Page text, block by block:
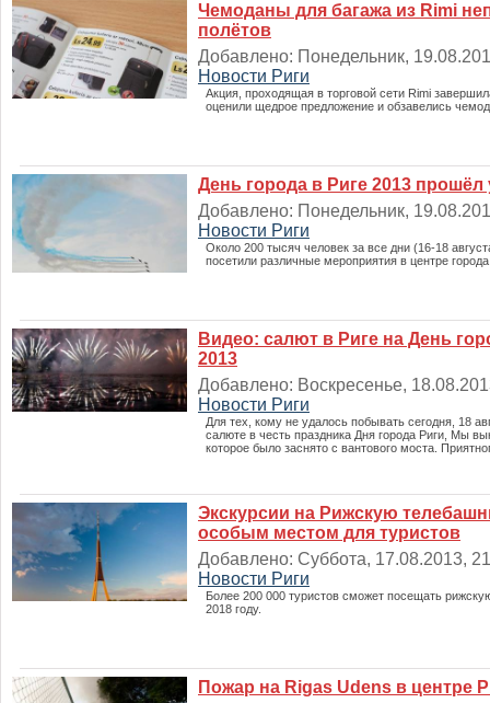
Чемоданы для багажа из Rimi
полётов
Добавлено: Понедельник,
Новости Риги
Акция, проходящая в торговой сети Rimi
оценили щедрое предложение и обзавелись
День города в Риге 2013
Добавлено: Понедельник,
Новости Риги
Около 200 тысяч человек за все дни (16-18
посетили различные мероприятия в центре
Видео: салют в Риге на День
2013
Добавлено: Воскресенье,
Новости Риги
Для тех, кому не удалось побывать сегодня, 18
салюте в честь праздника Дня города Риги, Мы
которое было заснято с вантового моста.
Экскурсии на Рижскую
особым местом для туристов
Добавлено: Суббота, 17.08.2013,
Новости Риги
Более 200 000 туристов сможет посещать
2018 году.
Пожар на Rigas Udens в центре